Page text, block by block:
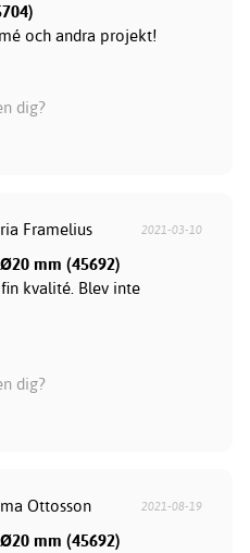
och andra projekt!
dig?
Framelius 2021-03-10
mm (45692)
kvalité. Blev inte
dig?
Ottosson 2021-08-19
mm (45692)